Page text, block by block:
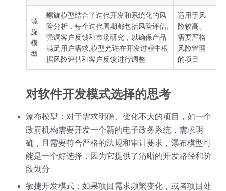
螺
旋
模
型
螺旋模型结合了迭代开发和系统化的风
险分析，每个迭代周期都包括风险评估,
强调客户反馈和市场研究，以确保产品
满足用户需求,模型允许在开发过程中根
据风险评估和客户反馈进行调整
适用于风
险较高、
需要严格
风险管理
的项目
对软件开发模式选择的思考
瀑布模型：对于需求明确、变化不大的项目，如一个
政府机构需要开发一个新的电子政务系统，需求明
确，且需要符合严格的法规和审计要求，瀑布模型可
能是一个好选择，因为它提供了清晰的开发路径和阶
段划分
敏捷开发模式：如果项目需求频繁变化，或者项目处